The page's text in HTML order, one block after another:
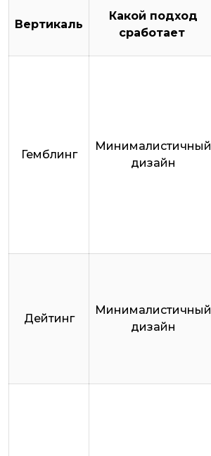
Вертикаль
Какой подход
сработает
Гемблинг
Минималистичный
дизайн
Дейтинг
Минималистичный
дизайн